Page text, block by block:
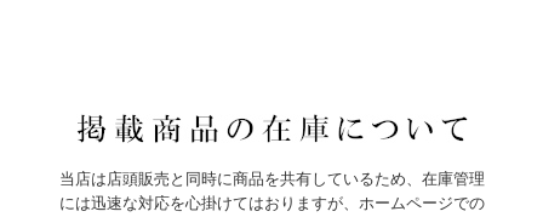
当店は店頭販売と同時に商品を共有しているため、在庫管理
には迅速な対応を心掛けてはおりますが、ホームページでの